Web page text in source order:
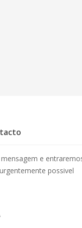
mensagem e
possivel